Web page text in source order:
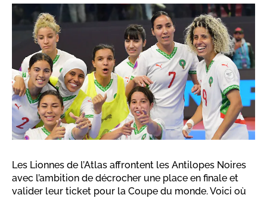
Les Lionnes de l’Atlas affrontent les Antilopes Noires
avec l’ambition de décrocher une place en finale et
valider leur ticket pour la Coupe du monde. Voici où